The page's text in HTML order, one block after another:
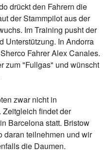
drückt den Fahrern die
der Stammpilot aus der
Im Training pusht der
Unterstützung. In Andorra
Fahrer Alex Canales.
zum "Fullgas" und wünscht
zwar nicht in
Zeitgleich findet der
Barcelona statt. Bristow
daran teilnehmen und wir
die Daumen.